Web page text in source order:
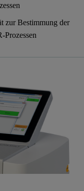
zur Bestimmung der
Prozessen